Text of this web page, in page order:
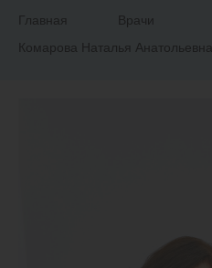
Главная
Врачи
Комарова Наталья Анатольевна